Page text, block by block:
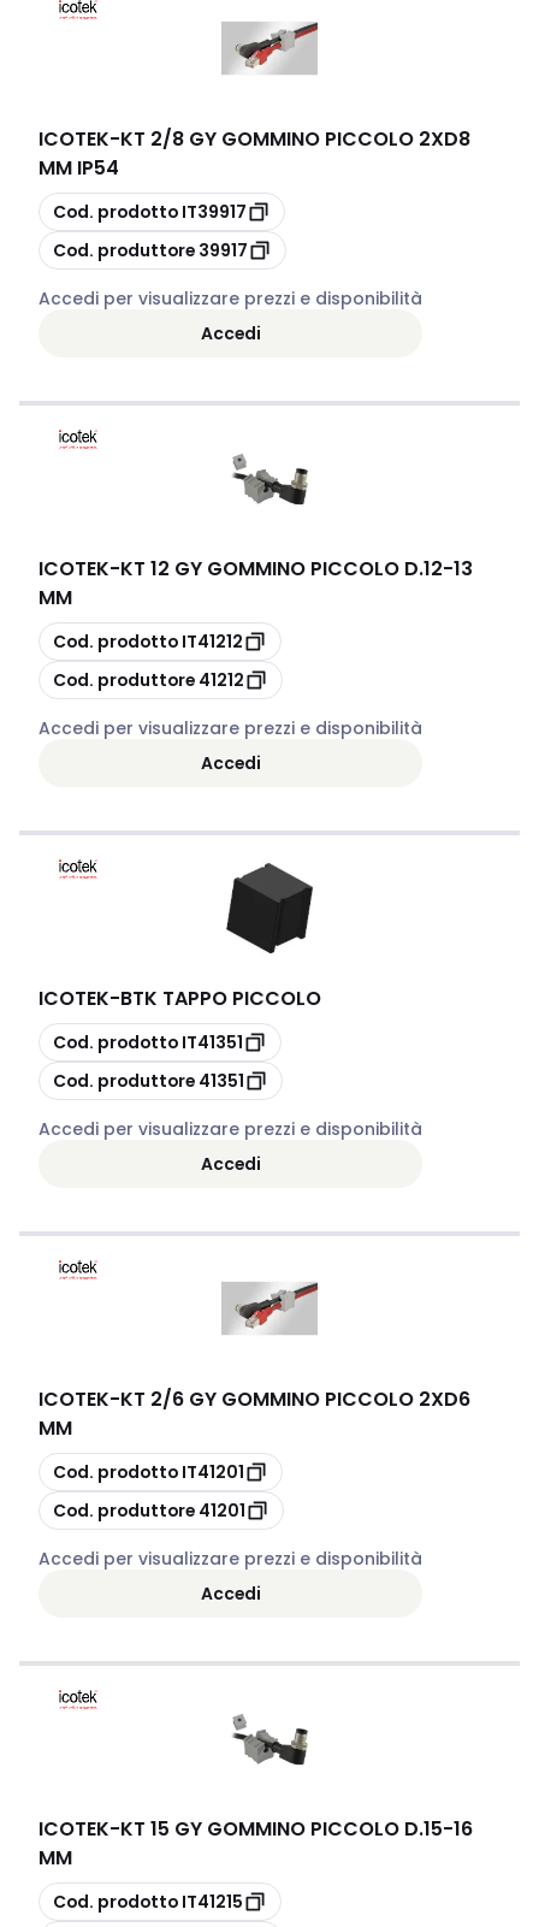
ICOTEK-KT 2/8 GY GOMMINO PICCOLO 2XD8
MM IP54
copia
Cod. prodotto IT39917
copia
Cod. produttore 39917
Accedi per visualizzare prezzi e disponibilità
Accedi
ICOTEK-KT 12 GY GOMMINO PICCOLO D.12-13
MM
copia
Cod. prodotto IT41212
copia
Cod. produttore 41212
Accedi per visualizzare prezzi e disponibilità
Accedi
ICOTEK-BTK TAPPO PICCOLO
copia
Cod. prodotto IT41351
copia
Cod. produttore 41351
Accedi per visualizzare prezzi e disponibilità
Accedi
ICOTEK-KT 2/6 GY GOMMINO PICCOLO 2XD6
MM
copia
Cod. prodotto IT41201
copia
Cod. produttore 41201
Accedi per visualizzare prezzi e disponibilità
Accedi
ICOTEK-KT 15 GY GOMMINO PICCOLO D.15-16
MM
copia
Cod. prodotto IT41215